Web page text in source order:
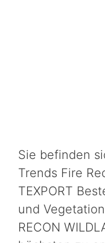
Sie befinden
Trends Fire
TEXPORT
und
RECON